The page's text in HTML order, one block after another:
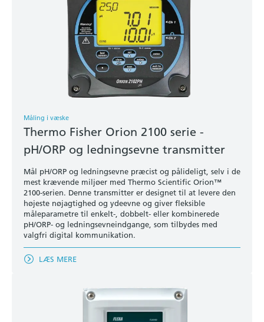
Måling i væske
Thermo Fisher Orion 2100 serie -
pH/ORP og ledningsevne transmitter
Mål pH/ORP og ledningsevne præcist og pålideligt, selv i de
mest krævende miljøer med Thermo Scientific Orion™
2100-serien. Denne transmitter er designet til at levere den
højeste nøjagtighed og ydeevne og giver fleksible
måleparametre til enkelt-, dobbelt- eller kombinerede
pH/ORP- og ledningsevneindgange, som tilbydes med
valgfri digital kommunikation.
LÆS MERE